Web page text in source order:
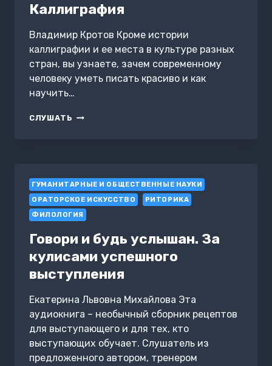
Каллиграфия
Владимир Кротов Кроме истории
каллиграфии и ее места в культуре разных
стран, вы узнаете, зачем современному
человеку уметь писать красиво и как
научить…
СЛУШАТЬ КАЛЛИГРАФИЯ
ГУМАНИТАРНЫЕ И ОБЩЕСТВЕННЫЕ НАУКИ
ОРАТОРСКОЕ ИСКУССТВО
РИТОРИКА
ФИЛОЛОГИЯ
Говори и будь услышан. За
кулисами успешного
выступления
Екатерина Львовна Михайлова Эта
аудиокнига – необычный сборник рецептов
для выступающего и для тех, кто
выступающих обучает. Слушатель из
предложенного автором, тренером